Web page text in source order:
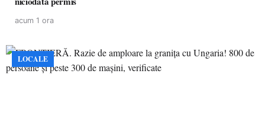
acum 1 ora
LOCALE